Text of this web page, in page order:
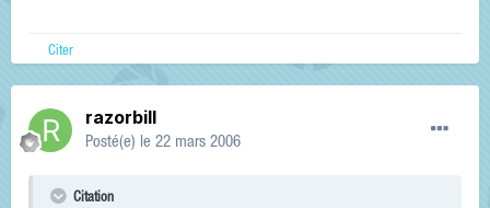
Citer
razorbill
Posté(e) le 22 mars 2006
Citation